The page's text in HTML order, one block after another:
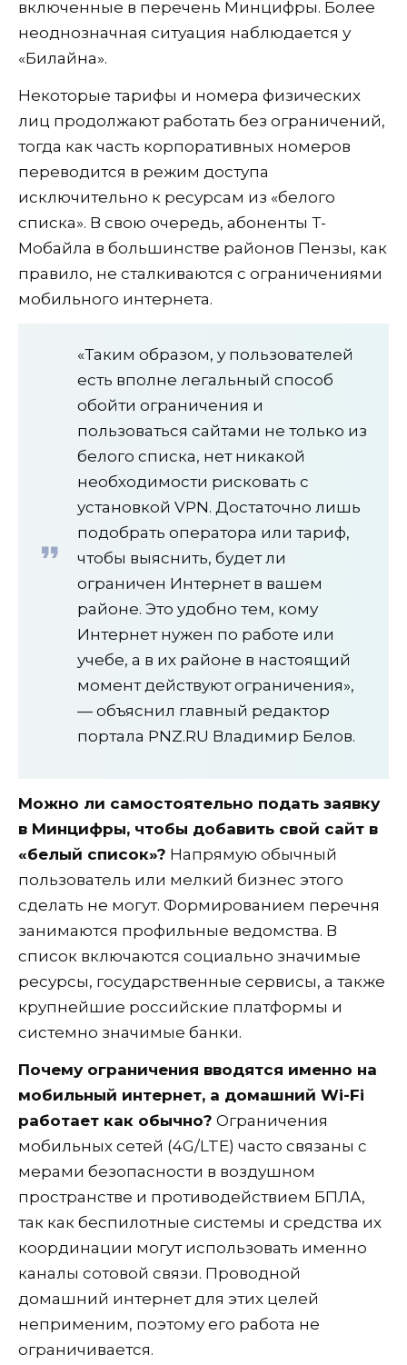
включенные в перечень Минцифры. Более
неоднозначная ситуация наблюдается у
«Билайна».
Некоторые тарифы и номера физических
лиц продолжают работать без ограничений,
тогда как часть корпоративных номеров
переводится в режим доступа
исключительно к ресурсам из «белого
списка». В свою очередь, абоненты Т-
Мобайла в большинстве районов Пензы, как
правило, не сталкиваются с ограничениями
мобильного интернета.
«Таким образом, у пользователей
есть вполне легальный способ
обойти ограничения и
пользоваться сайтами не только из
белого списка, нет никакой
необходимости рисковать с
установкой VPN. Достаточно лишь
подобрать оператора или тариф,
чтобы выяснить, будет ли
ограничен Интернет в вашем
районе. Это удобно тем, кому
Интернет нужен по работе или
учебе, а в их районе в настоящий
момент действуют ограничения»,
— объяснил главный редактор
портала PNZ.RU Владимир Белов.
Можно ли самостоятельно подать заявку
в Минцифры, чтобы добавить свой сайт в
«белый список»? Напрямую обычный
пользователь или мелкий бизнес этого
сделать не могут. Формированием перечня
занимаются профильные ведомства. В
список включаются социально значимые
ресурсы, государственные сервисы, а также
крупнейшие российские платформы и
системно значимые банки.
Почему ограничения вводятся именно на
мобильный интернет, а домашний Wi-Fi
работает как обычно? Ограничения
мобильных сетей (4G/LTE) часто связаны с
мерами безопасности в воздушном
пространстве и противодействием БПЛА,
так как беспилотные системы и средства их
координации могут использовать именно
каналы сотовой связи. Проводной
домашний интернет для этих целей
неприменим, поэтому его работа не
ограничивается.